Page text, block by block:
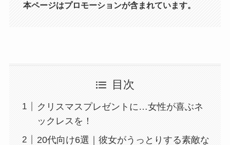
本ページはプロモーションが含まれています。
目次
クリスマスプレゼントに…女性が喜ぶネ
ックレスを！
20代向け6選｜彼女がうっとりする素敵な